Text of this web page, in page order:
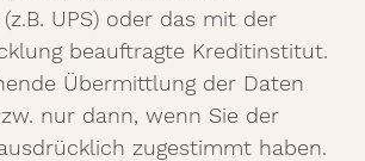
UPS) oder das mit der
beauftragte Kreditinstitut.
Übermittlung der Daten
nur dann, wenn Sie der
zugestimmt haben.